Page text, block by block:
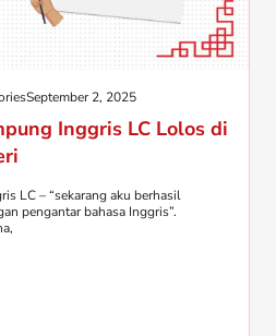
September 2, 2025
Inggris LC Lolos di
LC – “sekarang aku berhasil
pengantar bahasa Inggris”.